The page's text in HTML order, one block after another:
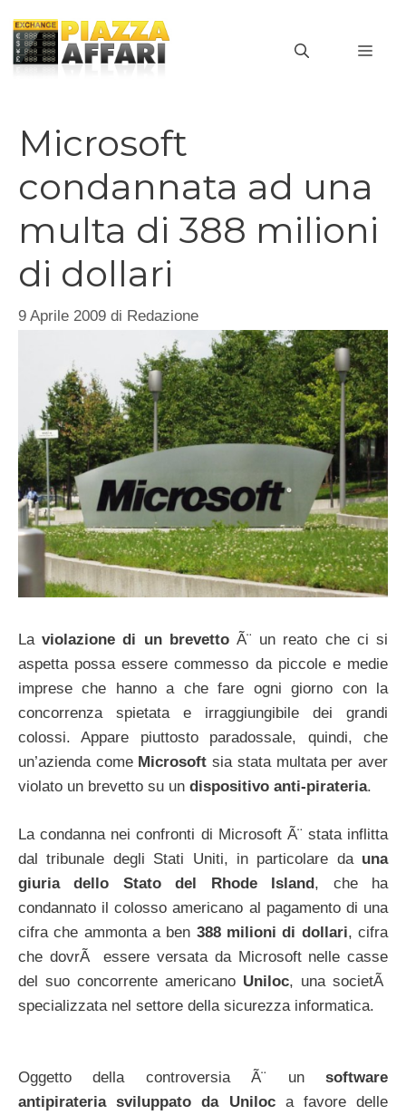
contenuto
Microsoft
condannata ad una
multa di 388 milioni
di dollari
9 Aprile 2009 di Redazione
Laviolazione di un brevettoÃ¨ un reato che ci si
aspetta possa essere commesso da piccole e medie
imprese che hanno a che fare ogni giorno con la
concorrenza spietata e irraggiungibile dei grandi
colossi. Appare piuttosto paradossale, quindi, che
un’azienda come Microsoft sia stata multata per aver
violato un brevetto su un dispositivo anti-pirateria.
La condanna nei confronti di Microsoft Ã¨ stata inflitta
dal tribunale degli Stati Uniti, in particolare da una
giuria dello Stato del Rhode Island, che ha
condannato il colosso americano al pagamento di una
cifra che ammonta a ben 388 milioni di dollari, cifra
che dovrÃ essere versata da Microsoft nelle casse
del suo concorrente americano Uniloc, una societÃ
specializzata nel settore della sicurezza informatica.
Oggetto della controversia Ã¨ un software
antipirateria sviluppato da Uniloca favore delle